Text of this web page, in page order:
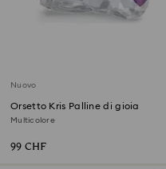
Nuovo
Orsetto Kris Palline di gioia
Multicolore
99 CHF